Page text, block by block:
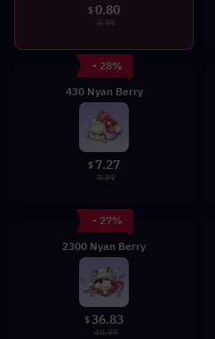
$0.80
0.99
- 28%
430 Nyan Berry
$ 7.27
9.99
- 27%
2300 Nyan Berry
$36.83
49.99